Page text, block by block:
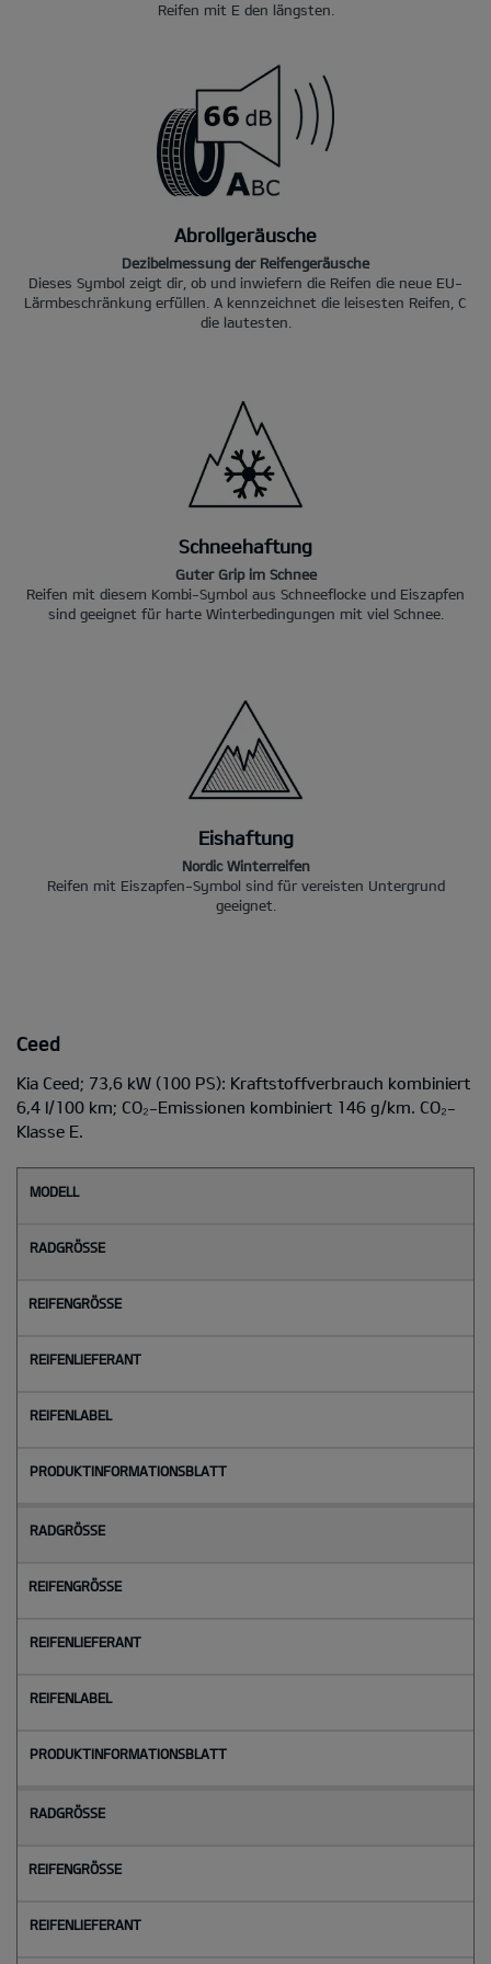
Reifen mit E den längsten.
Abrollgeräusche
Dezibelmessung der Reifengeräusche
Dieses Symbol zeigt dir, ob und inwiefern die Reifen die neue EU-
Lärmbeschränkung erfüllen. A kennzeichnet die leisesten Reifen, C
die lautesten.
Schneehaftung
Guter Grip im Schnee
Reifen mit diesem Kombi-Symbol aus Schneeflocke und Eiszapfen
sind geeignet für harte Winterbedingungen mit viel Schnee.
Eishaftung
Nordic Winterreifen
Reifen mit Eiszapfen-Symbol sind für vereisten Untergrund
geeignet.
Ceed
Kia Ceed; 73,6 kW (100 PS): Kraftstoffverbrauch kombiniert
6,4 l/100 km; CO₂-Emissionen kombiniert 146 g/km. CO₂-
Klasse E.
M
d
e
l